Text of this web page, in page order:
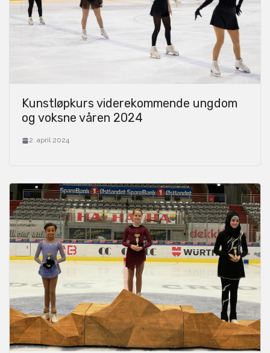
Kunstløpkurs viderekommende ungdom
og voksne våren 2024
2. april 2024